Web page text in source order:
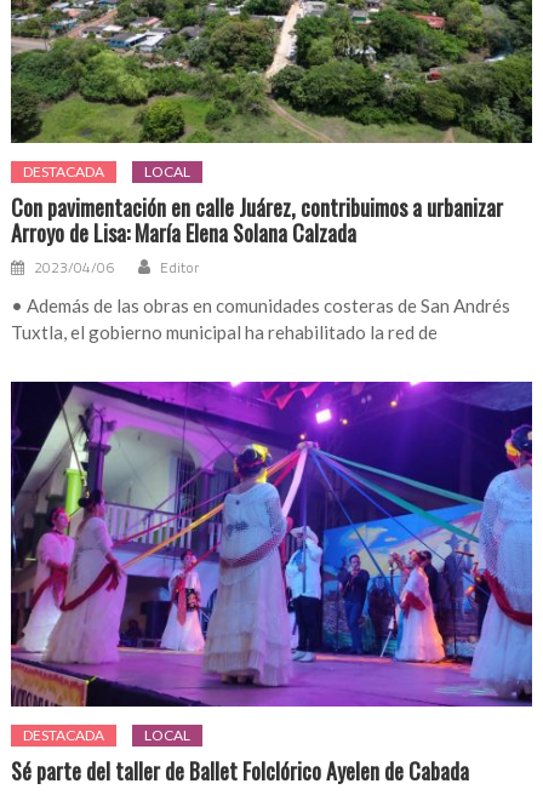
DESTACADA LOCAL
Con pavimentación en calle Juárez, contribuimos a urbanizar
Arroyo de Lisa: María Elena Solana Calzada
2023/04/06 Editor
• Además de las obras en comunidades costeras de San Andrés
Tuxtla, el gobierno municipal ha rehabilitado la red de
DESTACADA LOCAL
Sé parte del taller de Ballet Folclórico Ayelen de Cabada